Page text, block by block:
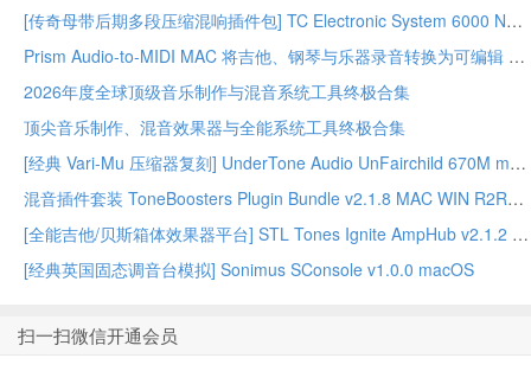
[传奇母带后期多段压缩混响插件包] TC Electronic System 6000 Native Series Bundle 02.2026-GUISEPPE [MacOSX]（203MB）
Prism Audio-to-MIDI MAC 将吉他、钢琴与乐器录音转换为可编辑 MIDI
2026年度全球顶级音乐制作与混音系统工具终极合集
顶尖音乐制作、混音效果器与全能系统工具终极合集
[经典 Vari-Mu 压缩器复刻] UnderTone Audio UnFairchild 670M mkII v1.0.8 WiN/MAC – BUBBiX
混音插件套装 ToneBoosters Plugin Bundle v2.1.8 MAC WIN R2R版本
[全能吉他/贝斯箱体效果器平台] STL Tones Ignite AmpHub v2.1.2 2026.07 WiN – ItUsed
[经典英国固态调音台模拟] Sonimus SConsole v1.0.0 macOS
扫一扫微信开通会员